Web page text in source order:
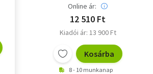
Online ár:
12 510 Ft
Kiadói ár: 13 900 Ft
Kosárba
8 - 10 munkanap